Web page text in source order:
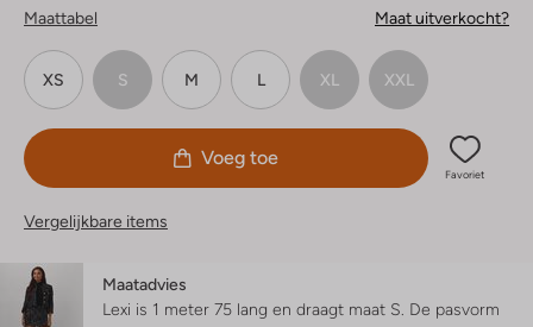
Maattabel Maat uitverkocht?
XS S M L XL XXL
Voeg toe
Favoriet
Vergelijkbare items
Maatadvies
Lexi is 1 meter 75 lang en draagt maat S. De pasvorm